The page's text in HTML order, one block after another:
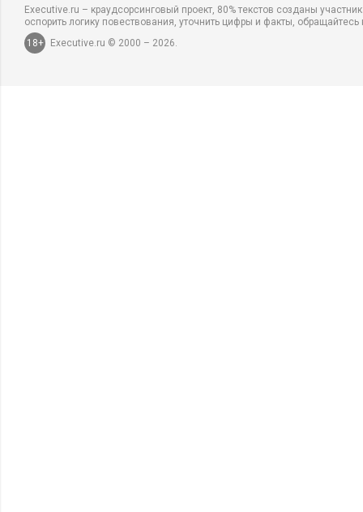
Executive.ru – краудсорсинговый проект, 80% текстов созданы
оспорить логику повествования, уточнить цифры и факты,
18+
Executive.ru © 2000 – 2026.